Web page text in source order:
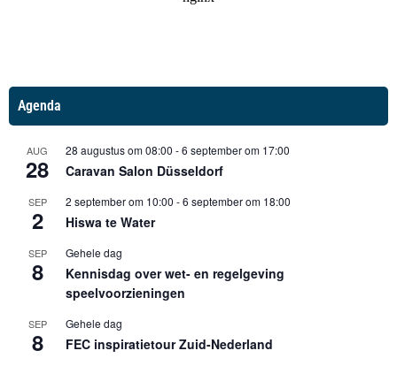
Agenda
AUG
28
28 augustus om 08:00 -6 september om 17:00
Caravan Salon Düsseldorf
SEP
2
2 september om 10:00 -6 september om 18:00
Hiswa te Water
SEP
8
Gehele dag
Kennisdag over wet- en regelgeving
speelvoorzieningen
SEP
8
Gehele dag
FEC inspiratietour Zuid-Nederland